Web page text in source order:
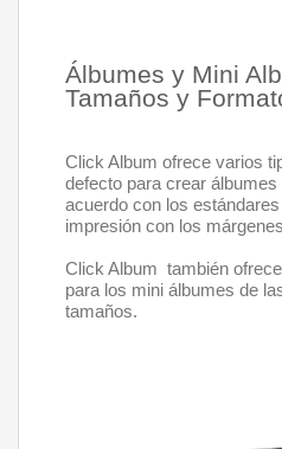
Álbumes y Mini
Tamaños y
Click Album ofrece varios
defecto para crear
acuerdo con los
impresión con los
Click Album  también
para los mini álbumes de
tamaños.